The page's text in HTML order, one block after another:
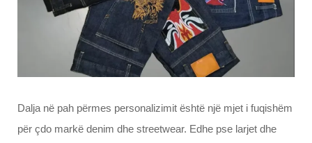
Dalja në pah përmes personalizimit është një mjet i fuqishëm
për çdo markë denim dhe streetwear. Edhe pse larjet dhe